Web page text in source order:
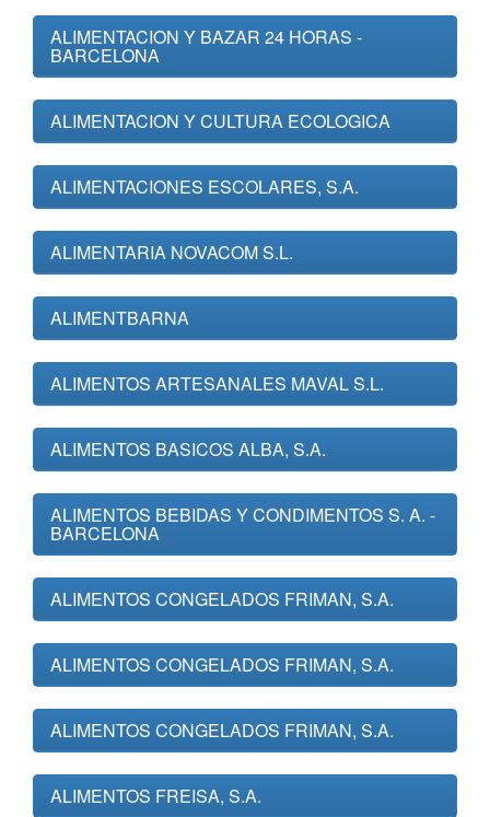
ALIMENTACION Y BAZAR 24 HORAS -
BARCELONA
ALIMENTACION Y CULTURA ECOLOGICA
ALIMENTACIONES ESCOLARES, S.A.
ALIMENTARIA NOVACOM S.L.
ALIMENTBARNA
ALIMENTOS ARTESANALES MAVAL S.L.
ALIMENTOS BASICOS ALBA, S.A.
ALIMENTOS BEBIDAS Y CONDIMENTOS S. A. -
BARCELONA
ALIMENTOS CONGELADOS FRIMAN, S.A.
ALIMENTOS CONGELADOS FRIMAN, S.A.
ALIMENTOS CONGELADOS FRIMAN, S.A.
ALIMENTOS FREISA, S.A.